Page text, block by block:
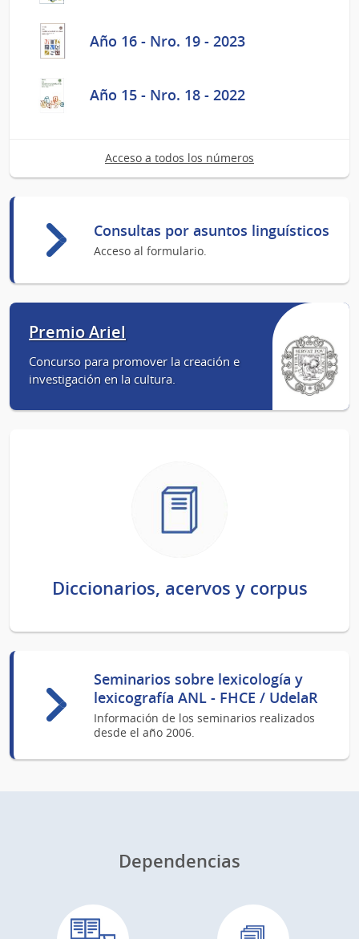
Año 16 - Nro. 19 - 2023
Año 15 - Nro. 18 - 2022
Acceso a todos los números
Consultas por asuntos linguísticos
Acceso al formulario.
Premio Ariel
Concurso para promover la creación e
investigación en la cultura.
Diccionarios, acervos y corpus
Seminarios sobre lexicología y
lexicografía ANL - FHCE / UdelaR
Información de los seminarios realizados
desde el año 2006.
Dependencias